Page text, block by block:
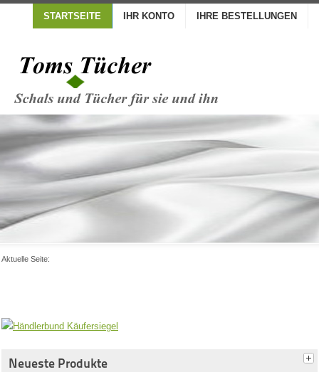
STARTSEITE IHR KONTO IHRE BESTELLUNGEN
Aktuelle Seite:
Neueste Produkte